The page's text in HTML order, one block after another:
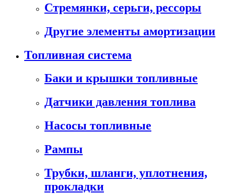
Стремянки, серьги, рессоры
Другие элементы амортизации
Топливная система
Баки и крышки топливные
Датчики давления топлива
Насосы топливные
Рампы
Трубки, шланги, уплотнения,
прокладки